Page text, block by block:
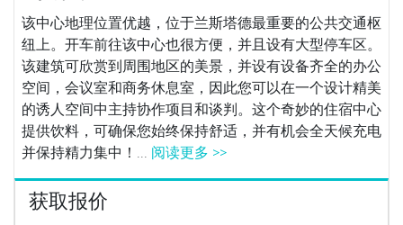
该中心地理位置优越，位于兰斯塔德最重要的公共交通枢
纽上。开车前往该中心也很方便，并且设有大型停车区。
该建筑可欣赏到周围地区的美景，并设有设备齐全的办公
空间，会议室和商务休息室，因此您可以在一个设计精美
的诱人空间中主持协作项目和谈判。这个奇妙的住宿中心
提供饮料，可确保您始终保持舒适，并有机会全天候充电
并保持精力集中！... 阅读更多 >>
获取报价